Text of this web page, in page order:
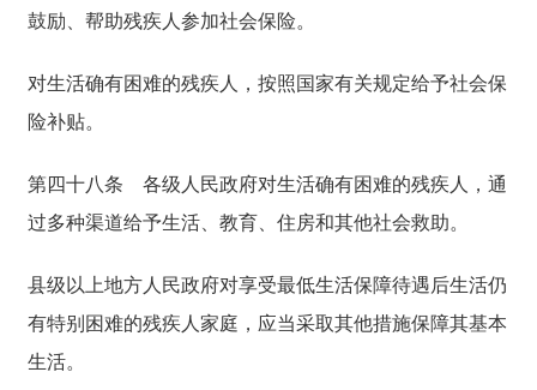
鼓励、帮助残疾人参加社会保险。
对生活确有困难的残疾人，按照国家有关规定给予社会保
险补贴。
第四十八条 各级人民政府对生活确有困难的残疾人，通
过多种渠道给予生活、教育、住房和其他社会救助。
县级以上地方人民政府对享受最低生活保障待遇后生活仍
有特别困难的残疾人家庭，应当采取其他措施保障其基本
生活。